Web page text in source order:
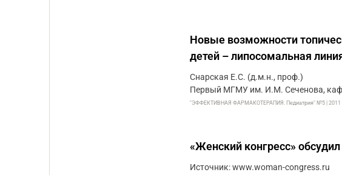
Новые возможности
детей – липосомальная
Снарская Е.С. (д.м.н., проф.)
Первый МГМУ им. И.М. Сеченова,
"ЭФФЕКТИВНАЯ ФАРМАКОТЕРАПИЯ. Педиатрия" №5 | 2011
«Женский конгресс»
Источник: www.woman-congress.ru